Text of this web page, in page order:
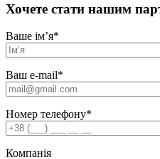
Хочете стати нашим
Ваше ім’я*
Ваш e-mail*
Номер телефону*
Компанія